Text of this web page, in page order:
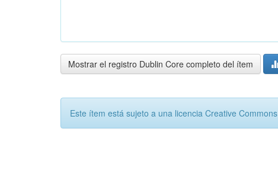
Mostrar el registro Dublin Core completo del ítem
Este ítem está sujeto a una licencia Creative Commons